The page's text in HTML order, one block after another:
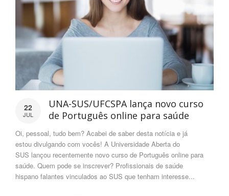
22
JUL
UNA-SUS/UFCSPA lança novo curso
de Português online para saúde
Oi, pessoal, tudo bem? Acabei de saber desta notícia e já
estou divulgando com vocês! A Universidade Aberta do
SUS lançou recentemente novo curso de Português online para
saúde. Quem pode se inscrever? Profissionais de saúde
hispano falantes vinculados ao SUS que tenham interesse...